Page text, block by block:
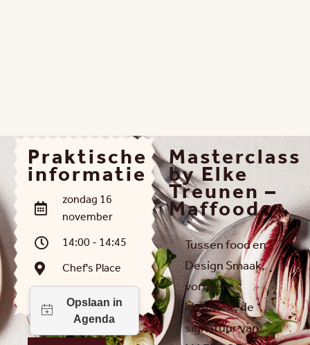
Praktische
informatie
zondag 16
november
14:00 - 14:45
Chef's Place
Masterclass
by Elke
Treunen –
Maffood
Tussen food en
Design Smaak,
vorm en
identiteit, de
signatuur van